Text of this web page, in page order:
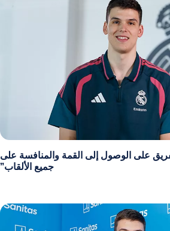
على الوصول إلى القمة والمنافسة على
جميع الألقاب”